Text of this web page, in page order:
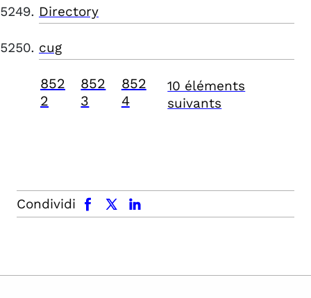
Directory
cug
852
2
852
3
852
4
10 éléments
suivants
Condividi
facebook x.com linkedin